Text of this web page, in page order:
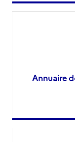
Annuaire